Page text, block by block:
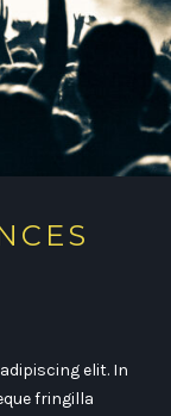
elit. In
fringilla